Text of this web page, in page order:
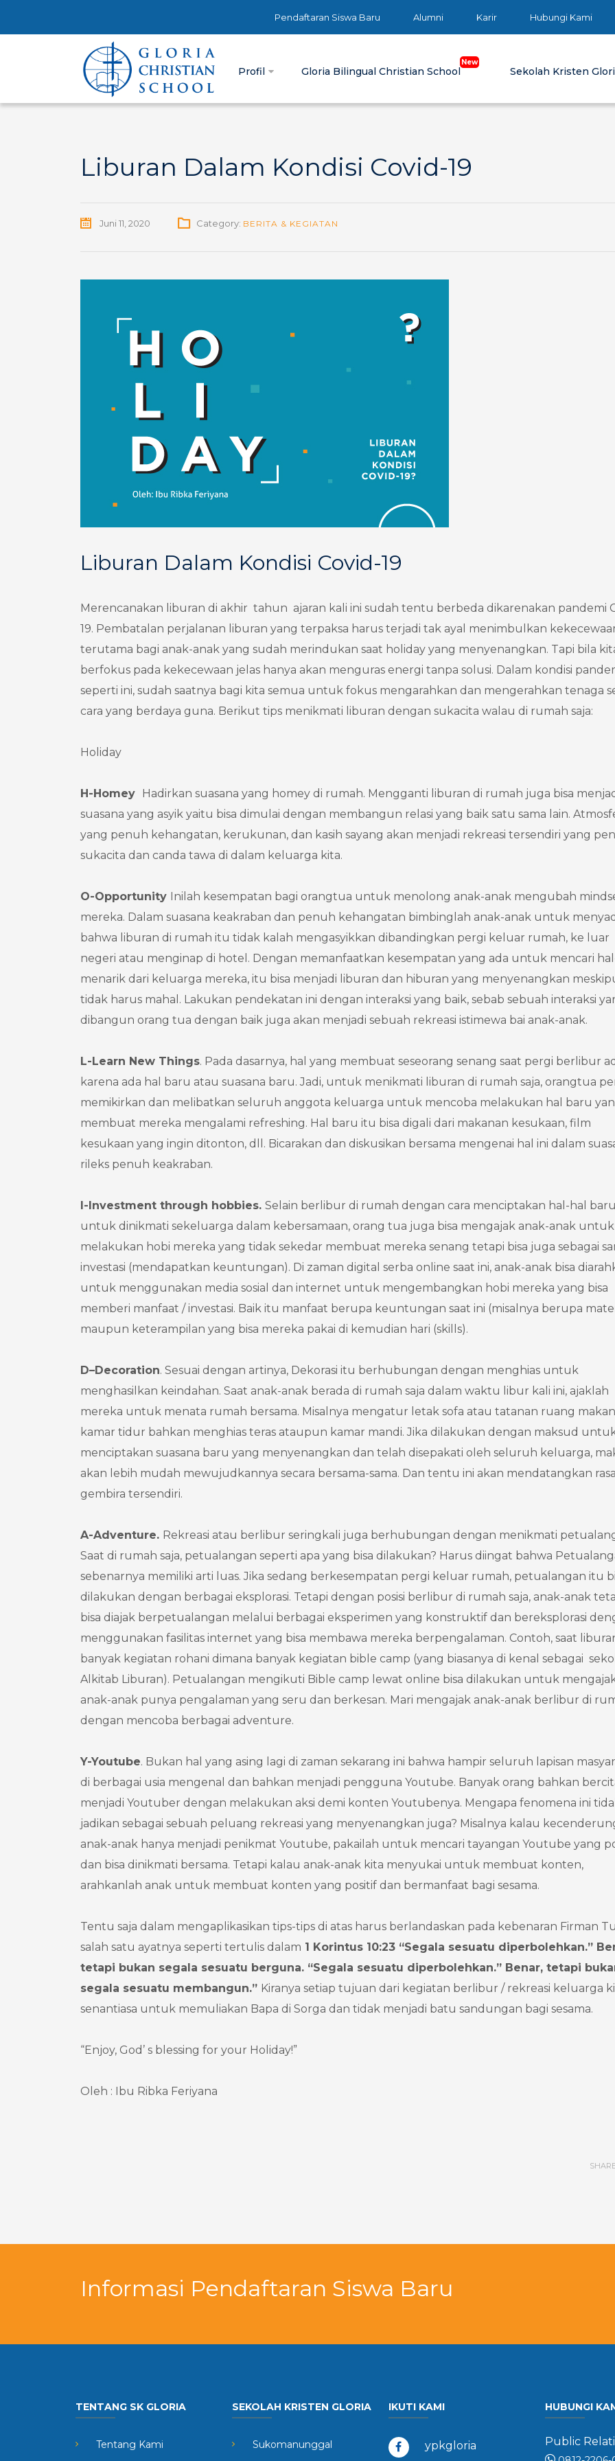
Pendaftaran Siswa Baru Alumni Karir Hubungi Kami
Profil Gloria Bilingual Christian School Sekolah Kristen
Liburan Dalam Kondisi Covid-19
Juni 11, 2020 Category: BERITA & KEGIATAN
Liburan Dalam Kondisi Covid-19
Merencanakan liburan di akhir tahun ajaran kali ini sudah tentu berbeda dikarenakan pandemi
19. Pembatalan perjalanan liburan yang terpaksa harus terjadi tak ayal menimbulkan
terutama bagi anak-anak yang sudah merindukan saat holiday yang menyenangkan. Tapi bila
berfokus pada kekecewaan jelas hanya akan menguras energi tanpa solusi. Dalam kondisi
seperti ini, sudah saatnya bagi kita semua untuk fokus mengarahkan dan mengerahkan tenaga
cara yang berdaya guna. Berikut tips menikmati liburan dengan sukacita walau di rumah saja:
Holiday
H-Homey Hadirkan suasana yang homey di rumah. Mengganti liburan di rumah juga bisa
suasana yang asyik yaitu bisa dimulai dengan membangun relasi yang baik satu sama lain.
yang penuh kehangatan, kerukunan, dan kasih sayang akan menjadi rekreasi tersendiri yang
sukacita dan canda tawa di dalam keluarga kita.
O-Opportunity Inilah kesempatan bagi orangtua untuk menolong anak-anak mengubah
mereka. Dalam suasana keakraban dan penuh kehangatan bimbinglah anak-anak untuk
bahwa liburan di rumah itu tidak kalah mengasyikkan dibandingkan pergi keluar rumah, ke luar
negeri atau menginap di hotel. Dengan memanfaatkan kesempatan yang ada untuk mencari
menarik dari keluarga mereka, itu bisa menjadi liburan dan hiburan yang menyenangkan
tidak harus mahal. Lakukan pendekatan ini dengan interaksi yang baik, sebab sebuah interaksi
dibangun orang tua dengan baik juga akan menjadi sebuah rekreasi istimewa bai anak-anak.
L-Learn New Things. Pada dasarnya, hal yang membuat seseorang senang saat pergi berlibur
karena ada hal baru atau suasana baru. Jadi, untuk menikmati liburan di rumah saja, orangtua
memikirkan dan melibatkan seluruh anggota keluarga untuk mencoba melakukan hal baru
membuat mereka mengalami refreshing. Hal baru itu bisa digali dari makanan kesukaan, film
kesukaan yang ingin ditonton, dll. Bicarakan dan diskusikan bersama mengenai hal ini dalam
rileks penuh keakraban.
I-Investment through hobbies. Selain berlibur di rumah dengan cara menciptakan hal-hal baru
untuk dinikmati sekeluarga dalam kebersamaan, orang tua juga bisa mengajak anak-anak untuk
melakukan hobi mereka yang tidak sekedar membuat mereka senang tetapi bisa juga sebagai
investasi (mendapatkan keuntungan). Di zaman digital serba online saat ini, anak-anak bisa
untuk menggunakan media sosial dan internet untuk mengembangkan hobi mereka yang bisa
memberi manfaat / investasi. Baik itu manfaat berupa keuntungan saat ini (misalnya berupa
maupun keterampilan yang bisa mereka pakai di kemudian hari (skills).
D–Decoration. Sesuai dengan artinya, Dekorasi itu berhubungan dengan menghias untuk
menghasilkan keindahan. Saat anak-anak berada di rumah saja dalam waktu libur kali ini, ajaklah
mereka untuk menata rumah bersama. Misalnya mengatur letak sofa atau tatanan ruang
kamar tidur bahkan menghias teras ataupun kamar mandi. Jika dilakukan dengan maksud
menciptakan suasana baru yang menyenangkan dan telah disepakati oleh seluruh keluarga,
akan lebih mudah mewujudkannya secara bersama-sama. Dan tentu ini akan mendatangkan rasa
gembira tersendiri.
A-Adventure. Rekreasi atau berlibur seringkali juga berhubungan dengan menikmati
Saat di rumah saja, petualangan seperti apa yang bisa dilakukan? Harus diingat bahwa
sebenarnya memiliki arti luas. Jika sedang berkesempatan pergi keluar rumah, petualangan itu
dilakukan dengan berbagai eksplorasi. Tetapi dengan posisi berlibur di rumah saja, anak-anak
bisa diajak berpetualangan melalui berbagai eksperimen yang konstruktif dan bereksplorasi
menggunakan fasilitas internet yang bisa membawa mereka berpengalaman. Contoh, saat
banyak kegiatan rohani dimana banyak kegiatan bible camp (yang biasanya di kenal sebagai
Alkitab Liburan). Petualangan mengikuti Bible camp lewat online bisa dilakukan untuk
anak-anak punya pengalaman yang seru dan berkesan. Mari mengajak anak-anak berlibur di
dengan mencoba berbagai adventure.
Y-Youtube. Bukan hal yang asing lagi di zaman sekarang ini bahwa hampir seluruh lapisan
di berbagai usia mengenal dan bahkan menjadi pengguna Youtube. Banyak orang bahkan
menjadi Youtuber dengan melakukan aksi demi konten Youtubenya. Mengapa fenomena ini
jadikan sebagai sebuah peluang rekreasi yang menyenangkan juga? Misalnya kalau
anak-anak hanya menjadi penikmat Youtube, pakailah untuk mencari tayangan Youtube yang
dan bisa dinikmati bersama. Tetapi kalau anak-anak kita menyukai untuk membuat konten,
arahkanlah anak untuk membuat konten yang positif dan bermanfaat bagi sesama.
Tentu saja dalam mengaplikasikan tips-tips di atas harus berlandaskan pada kebenaran Firman
salah satu ayatnya seperti tertulis dalam 1 Korintus 10:23 “Segala sesuatu diperbolehkan.”
tetapi bukan segala sesuatu berguna. “Segala sesuatu diperbolehkan.” Benar, tetapi
segala sesuatu membangun.” Kiranya setiap tujuan dari kegiatan berlibur / rekreasi keluarga
senantiasa untuk memuliakan Bapa di Sorga dan tidak menjadi batu sandungan bagi sesama.
“Enjoy, God’ s blessing for your Holiday!”
Oleh : Ibu Ribka Feriyana
Informasi Pendaftaran Siswa Baru
TENTANG SK GLORIA
Tentang Kami
SEKOLAH KRISTEN GLORIA
Sukomanunggal
IKUTI KAMI
ypkgloria
HUBUNGI
Public